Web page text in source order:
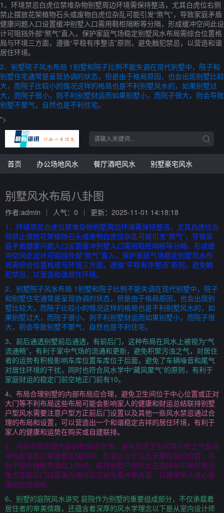
1、环境禁忌白虎位禁堆杂物别墅周边环境需保持整洁，尤其白虎位右侧
禁止摆放花架植物石头或废物白虎位杂乱可能引发“煞气”，导致家庭矛盾
健康问题入口设置缓冲别墅入口需用鞋柜隔断等分隔，形成缓冲空间此设
计可阻挡外部“煞气”直入，保护家庭气场稳定别墅风水布局需综合位置格
局与环境三方面，遵循“平稳有序整洁”原则，避免触犯禁忌，以营造和谐
居住环境。
2、别墅院子风水布局 1别墅和院子比例不能失调在现代别墅中，院子和
别墅住宅通常是呈现协调的状态，但是由于格局原因，也会出现别墅比较
大，而院子比较小的情况这样的格局也是不利别墅风水的，如果别墅过
大，而院子很小，则不利别墅财运而如果别墅小，而院子很大，则会导致
别墅不聚气，自然也是不利住宅。
">
首页 办公场地风水 餐厅酒吧风水 别墅豪宅风水
别墅风水布局八卦图
作者:admin 人气：0
更新：2025-11-01 14:18:18
1、环境禁忌白虎位禁堆杂物别墅周边环境需保持整洁，尤其白虎位右
侧禁止摆放花架植物石头或废物白虎位杂乱可能引发“煞气”，导致家
庭矛盾健康问题入口设置缓冲别墅入口需用鞋柜隔断等分隔，形成缓
冲空间此设计可阻挡外部“煞气”直入，保护家庭气场稳定别墅风水布
局需综合位置格局与环境三方面，遵循“平稳有序整洁”原则，避免触
犯禁忌，以营造和谐居住环境。
2、别墅院子风水布局 1别墅和院子比例不能失调在现代别墅中，院子
和别墅住宅通常是呈现协调的状态，但是由于格局原因，也会出现别
墅比较大，而院子比较小的情况这样的格局也是不利别墅风水的，如
果别墅过大，而院子很小，则不利别墅财运而如果别墅小，而院子很
大，则会导致别墅不聚气，自然也是不利住宅。
3、前后通透别墅前后通透，有前后门，这种布局在风水上被视为“气
流通畅”，有利于家中气场的流通和更新，避免积聚污浊之气，对居住
者的运势有积极影响车库位置车库位于后面，避免了车辆噪音和尾气
对居住环境的干扰，同时也符合风水学中“藏风聚气”的原则，有利于
家庭财运的稳定门前空地正门前有10。
4、布局合理别墅的内部布局应合理，避免卫生间位于中心位置或正对
大门等不利布局这些布局可能会影响家人的健康和财运总结联排别墅
户型风水需要注意户型方正前后门设置以及其他一些风水禁忌通过合
理的布局和设置，可以营造出一个和谐稳定吉祥的居住环境，有利于
家人的健康和运势在购买或自建联排。
5、内部布局别墅内部的布局应合理，避免厨房卫生间等污秽之气直接
冲向卧室客厅等重要区域同时，卧室应位于较为安静私密的位置，有
助于提升睡眠质量综上所述，联排别墅户型风水在选择和布局时需注
重方正前后门设置采光通风以及避免直冲等方面，以确保家人身心健
康和运势顺畅。
6、别墅的庭院风水讲究 庭院作为别墅的重要组成部分，不仅承载着
居住者的审美情趣，还蕴含着深厚的风水学理念以下是从室内设计师